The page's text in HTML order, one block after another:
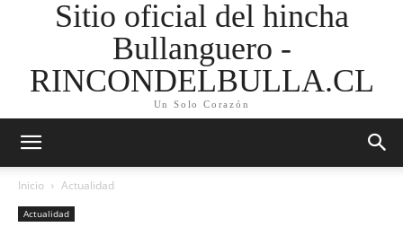
Sitio oficial del hincha
Bullanguero -
RINCONDELBULLA.CL
Un Solo Corazón
Inicio Actualidad
Actualidad